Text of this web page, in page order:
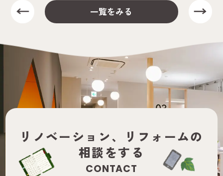
一覧をみる
リノベーション、
リフォームの
相談をする
CONTACT